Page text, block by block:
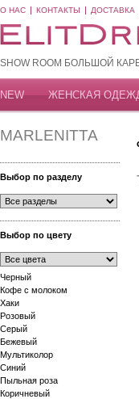
О НАС КОНТАКТЫ ДОСТАВКА
SHOW ROOM БОЛЬШОЙ
NEW ЖЕНСКАЯ
MARLENITTA
Выбор по разделу
Выбор по цвету
Черный
Кофе с молоком
Хаки
Розовый
Серый
Бежевый
Мультиколор
Синий
Пыльная роза
Коричневый